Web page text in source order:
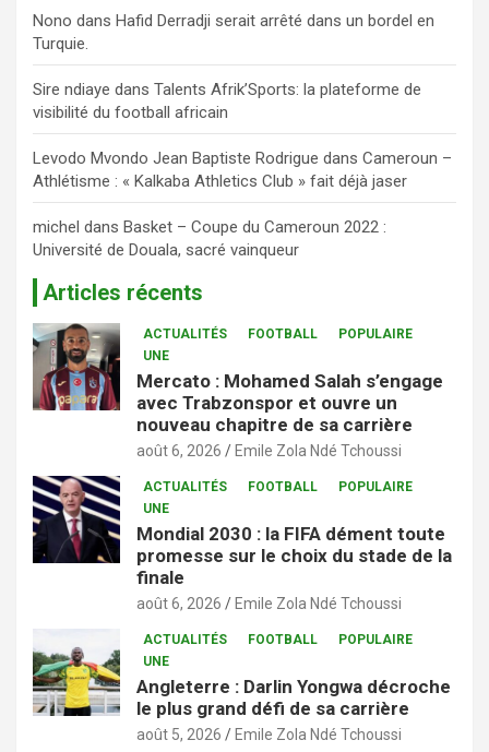
Nono dans Hafid Derradji serait arrêté dans un bordel en
Turquie.
Sire ndiaye dans Talents Afrik’Sports: la plateforme de
visibilité du football africain
Levodo Mvondo Jean Baptiste Rodrigue dans Cameroun –
Athlétisme : « Kalkaba Athletics Club » fait déjà jaser
michel dans Basket – Coupe du Cameroun 2022 :
Université de Douala, sacré vainqueur
Articles récents
ACTUALITÉS FOOTBALL
POPULAIRE
UNE
Mercato : Mohamed Salah s’engage
avec Trabzonspor et ouvre un
nouveau chapitre de sa carrière
août 6, 2026 Emile Zola Ndé Tchoussi
ACTUALITÉS FOOTBALL
POPULAIRE
UNE
Mondial 2030 : la FIFA dément toute
promesse sur le choix du stade de la
finale
août 6, 2026 Emile Zola Ndé Tchoussi
ACTUALITÉS FOOTBALL
POPULAIRE
UNE
Angleterre : Darlin Yongwa décroche
le plus grand défi de sa carrière
août 5, 2026 Emile Zola Ndé Tchoussi